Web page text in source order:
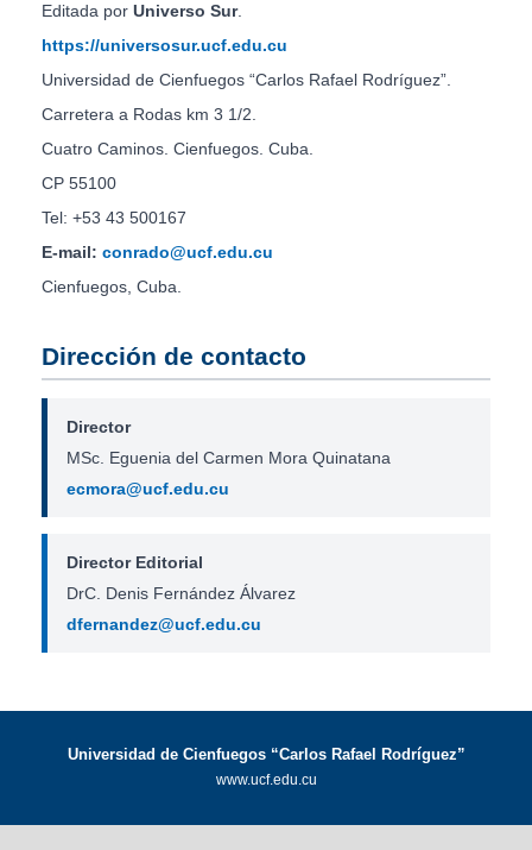
Editada por Universo Sur.
https://universosur.ucf.edu.cu
Universidad de Cienfuegos “Carlos Rafael Rodríguez”.
Carretera a Rodas km 3 1/2.
Cuatro Caminos. Cienfuegos. Cuba.
CP 55100
Tel: +53 43 500167
E-mail: conrado@ucf.edu.cu
Cienfuegos, Cuba.
Dirección de contacto
Director
MSc. Eguenia del Carmen Mora Quinatana
ecmora@ucf.edu.cu
Director Editorial
DrC. Denis Fernández Álvarez
dfernandez@ucf.edu.cu
Universidad de Cienfuegos “Carlos Rafael Rodríguez”
www.ucf.edu.cu